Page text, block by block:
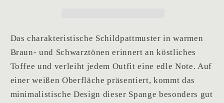
Das charakteristische Schildpattmuster in warmen
Braun- und Schwarztönen erinnert an köstliches
Toffee und verleiht jedem Outfit eine edle Note. Auf
einer weißen Oberfläche präsentiert, kommt das
minimalistische Design dieser Spange besonders gut